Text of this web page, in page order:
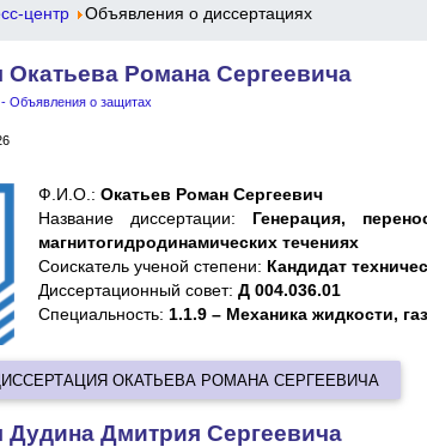
центр Объявления о диссертациях
Окатьева Романа Сергеевича
Объявления о защитах
Ф.И.О.: Окатьев Роман Сергеевич
Название диссертации: Генерация,
магнитогидродинамических течениях
Cоискатель ученой степени: Кандидат
Диссертационный совет: Д 004.036.01
Специальность: 1.1.9 – Механика жидкости,
ОКАТЬЕВА РОМАНА СЕРГЕЕВИЧА
Дудина Дмитрия Сергеевича